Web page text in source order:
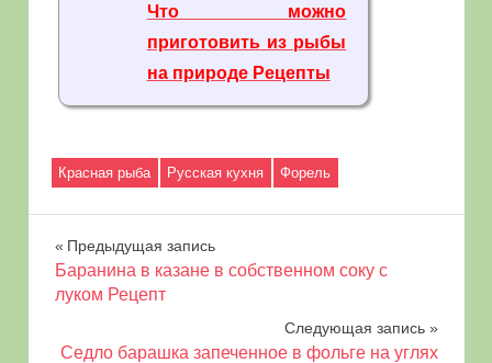
Что можно
приготовить из рыбы
на природе Рецепты
Красная рыба Русская кухня Форель
Навигация
по
записям
Предыдущая запись
Баранина в казане в собственном соку с
луком Рецепт
Следующая запись
Седло барашка запеченное в фольге на углях